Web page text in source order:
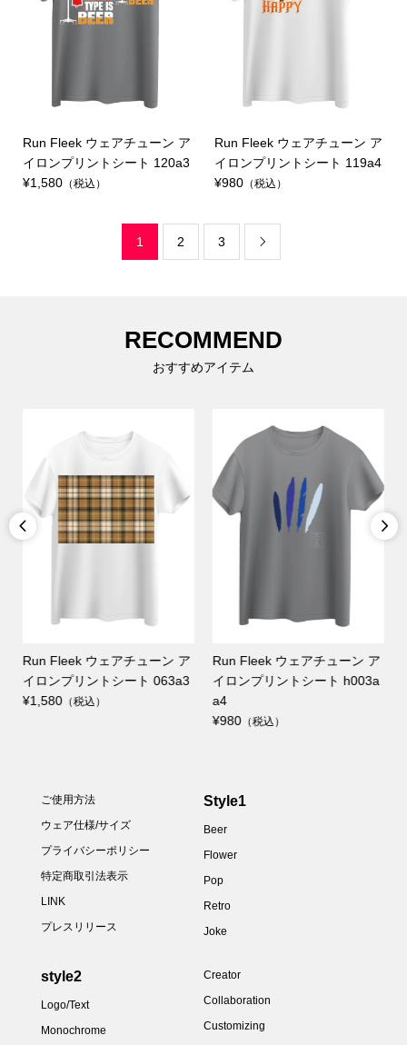
Run Fleek ウェアチューン ア
イロンプリントシート 120a3
¥1,580（税込）
Run Fleek ウェアチューン ア
イロンプリントシート 119a4
¥980 （税込）
1 2 3 
RECOMMEND
おすすめアイテム

Run Fleek ウェアチューン ア
イロンプリントシート 063a3
¥1,580（税込）
Run Fleek ウェアチューン ア
イロンプリントシート h003a
a4
¥980（税込）

ご使用方法
ウェア仕様/サイズ
プライバシーポリシー
特定商取引法表示
LINK
プレスリリース
Style1
Beer
Flower
Pop
Retro
Joke
style2
Logo/Text
Monochrome
Creator
Collaboration
Customizing